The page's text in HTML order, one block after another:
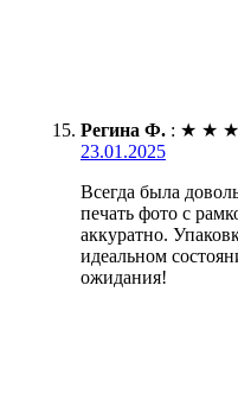
Регина Ф. : ★ ★ ★
23.01.2025
Всегда была
печать фото с
аккуратно.
идеальном
ожидания!